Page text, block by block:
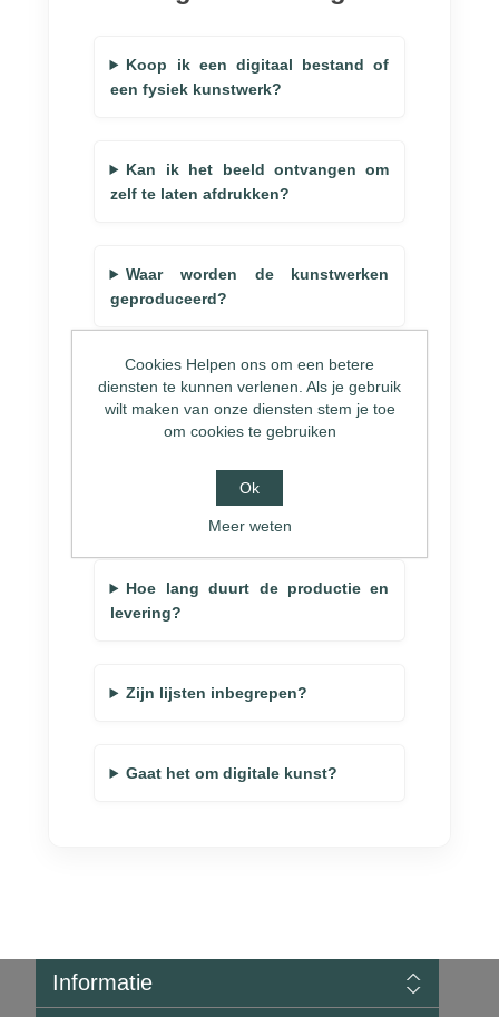
Koop ik een digitaal bestand of
een fysiek kunstwerk?
Kan ik het beeld ontvangen om
zelf te laten afdrukken?
Waar worden de kunstwerken
geproduceerd?
Is het kunstwerk uniek of zijn er
meerdere exemplaren?
Kan ik aanpassingen of
personalisaties aanvragen?
Hoe lang duurt de productie en
levering?
Zijn lijsten inbegrepen?
Gaat het om digitale kunst?
Informatie
Cookies Helpen ons om een betere
diensten te kunnen verlenen. Als je gebruik
wilt maken van onze diensten stem je toe
om cookies te gebruiken
Ok
Meer weten